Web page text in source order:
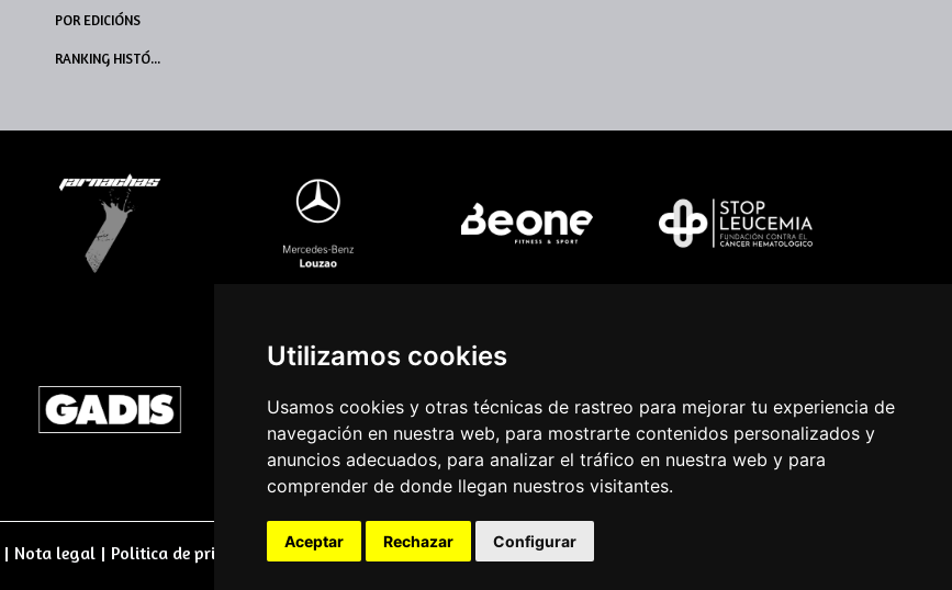
Utilizamos cookies
Usamos cookies y otras técnicas de rastreo para mejorar tu experiencia de
navegación en nuestra web, para mostrarte contenidos personalizados y
anuncios adecuados, para analizar el tráfico en nuestra web y para
comprender de donde llegan nuestros visitantes.
Aceptar Rechazar Configurar
POR EDICIÓNS
RANKING HISTÓRICO
| Nota legal | Politica de privacidade